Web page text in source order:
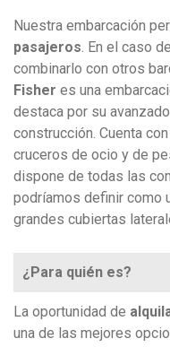
Nuestra embarcación
pasajeros . En el caso
combinarlo con otros
Fisher es una
destaca por su
construcción. Cuenta
cruceros de ocio y de
dispone de todas las
podríamos definir como
grandes cubiertas
¿Para quién es?
La oportunidad de
una de las mejores